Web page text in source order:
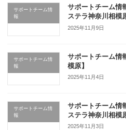
サポートチーム情
報
サポートチーム情
ステラ神奈川相模
2025年11月9日
サポートチーム情
報
サポートチーム情
模原】
2025年11月4日
サポートチーム情
報
サポートチーム情
ステラ神奈川相模
2025年11月3日